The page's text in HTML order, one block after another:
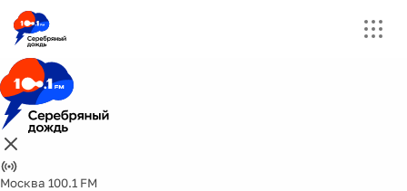
Москва 100.1 FM